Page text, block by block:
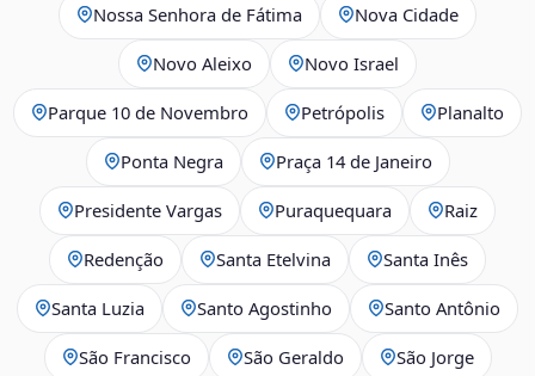
Nossa Senhora de Fátima Nova Cidade
Novo Aleixo Novo Israel
Parque 10 de Novembro Petrópolis Planalto
Ponta Negra Praça 14 de Janeiro
Presidente Vargas Puraquequara Raiz
Redenção Santa Etelvina Santa Inês
Santa Luzia Santo Agostinho Santo Antônio
São Francisco São Geraldo São Jorge